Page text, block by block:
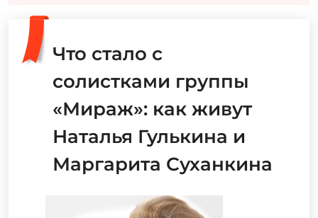
Что стало с
солистками группы
«Мираж»: как живут
Наталья Гулькина и
Маргарита Суханкина